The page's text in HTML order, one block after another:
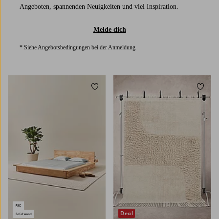
Angeboten, spannenden Neuigkeiten und viel Inspiration.
Melde dich
* Siehe Angebotsbedingungen bei der Anmeldung
Zu Favoriten hinzufügen
Deal
Zu